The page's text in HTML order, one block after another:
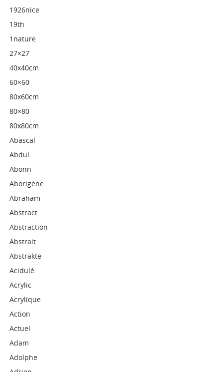
1926nice
19th
1nature
27×27
40x40cm
60×60
80x60cm
80×80
80x80cm
Abascal
Abdul
Abonn
Aborigène
Abraham
Abstract
Abstraction
Abstrait
Abstrakte
Acidulé
Acrylic
Acrylique
Action
Actuel
Adam
Adolphe